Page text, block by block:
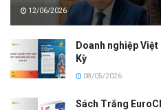
12/06/2026
Doanh nghiệp
Kỳ
08/05/2026
Sách Trắng